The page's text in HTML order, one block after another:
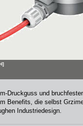
Druckguss und
Benefits, die selbst
Industriedesign.